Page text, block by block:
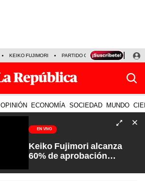
KEIKO FUJIMORI PARTIDO OBRAS ARMONÍA 10
OPINIÓN ECONOMÍA SOCIEDAD MUNDO
EN VIVO
Keiko Fujimori alcanza
60% de aprobación
Rosa María Palacios